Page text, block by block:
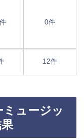
0件
12件
ュージッ